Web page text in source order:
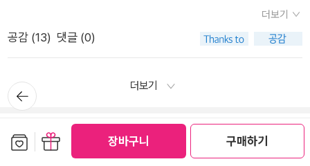
장바구니 구매하기
생활. 한탸의 생활처럼 바깥이 아수라장이어도 여전히 호기심과
품위를 유지하고픈 인간적인 욕망 하나쯤을 품은 생활로 돌아와
다시 한번 책장을 열었다 닫는 봄날에 스치는 시 같은 소설....이
보다 '연민'이라는 단어가 떠오르는 건 왜일까? 도처에 허무가 널
가항력적이면서 매력적인 것임을 흐라발은 우리에게 일깨워준
다. 일상의 삶이 신성화되어 예배의 노래 같기도 한, 짧지만 강렬
었다. 문장이 자신의 뇌와 혈관에 스며들게 하고, 자신의 상상력
과 의지로 새로운 작품을 창조할 수 있었으니까. 또 폐지 더미 속
에서 멋진 책 한 권을 찾아내리라는 희망으로 조기 출근과 2시간
의 추가 근무를 삼십오 년째 마다하지 않았다. 압축기의 버튼을
번갈아 작동시키며 폐지를 ‘작품’으로 만드는 일은 그의 삶 자체
였다. 연인과의 사랑은 제대로 이루어지지 않았지만, 압축기와 함
께하는 작업은 그에게 유일하고 ‘온전한 러브 스토리’였다. 그러
므로 압축기는 그의 삶에서 절대적인 의미를 지닌 삶의 구심점이
다. 지하실에서 늘 맥주를 마시며 무려 삼십오년 째 폐지를, 정확
히는 폐지가 된 온갖 책들을 압축하는 일을 하는 것이다. 그 책들
아름다움에 빠져버린 그는 온갖 책들을 읽어가며 '뜻하지 않게'
교양을 쌓아간다. 도저히 압축기로 집어넣을 수 없는 책들은 몰래
갖고 나와 따로 추려서 꾸러미를 만들기도 한다. 그의 집은 그런
책꾸러미로 그득 차고 넘친다. 쥐가 들끓고 눅눅하고 어두운 지하
기보다는, 자신만의 세계 속에서 사는 사람이다. 즉, 그는 고독하
게 살아갈 수밖에 없다. 너무 시끄러운 고독이라는 말이 나오는
데, 그의 고독에는 시끄러움이 동반한다. 폐지들이 지니고 있는
수많은 생각들, 사건들, 말들이 있고, 이 폐지들과 함께 살아가는
쥐들, 파리들이 있다. 게다가 주변을 감싸고 흐르는 폐수들의 소
리들, 그런 소리들이 모두 주인공과 함께 하고 있다. 그러니 주인
더보기
공감 (13) 댓글 (0)
더보기
마이페이퍼 (70편)
뒤로가
기